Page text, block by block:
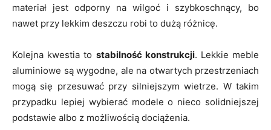
materiał jest odporny na wilgoć i szybkoschnący, bo
nawet przy lekkim deszczu robi to dużą różnicę.
Kolejna kwestia to stabilność konstrukcji. Lekkie meble
aluminiowe są wygodne, ale na otwartych przestrzeniach
mogą się przesuwać przy silniejszym wietrze. W takim
przypadku lepiej wybierać modele o nieco solidniejszej
podstawie albo z możliwością dociążenia.